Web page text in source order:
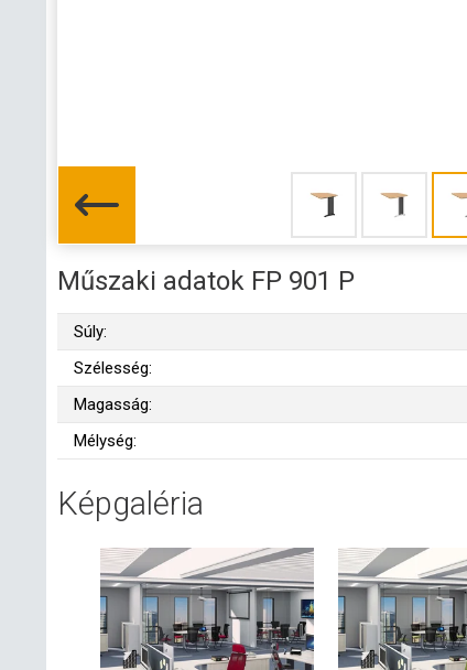
Műszaki adatok FP 901 P
Súly:
Szélesség:
Magasság:
Mélység:
Képgaléria